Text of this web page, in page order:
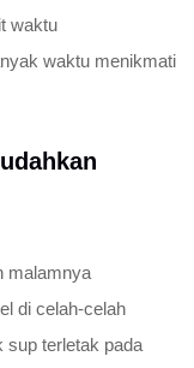
waktu
waktu menikmati
malamnya
di celah-celah
sup terletak pada